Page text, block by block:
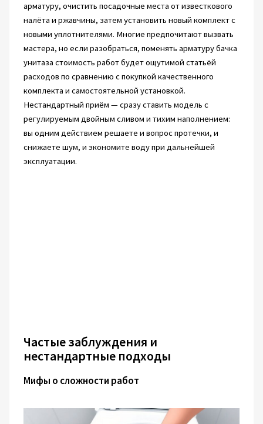
арматуру, очистить посадочные места от известкового
налёта и ржавчины, затем установить новый комплект с
новыми уплотнителями. Многие предпочитают вызвать
мастера, но если разобраться, поменять арматуру бачка
унитаза стоимость работ будет ощутимой статьёй
расходов по сравнению с покупкой качественного
комплекта и самостоятельной установкой.
Нестандартный приём — сразу ставить модель с
регулируемым двойным сливом и тихим наполнением:
вы одним действием решаете и вопрос протечки, и
снижаете шум, и экономите воду при дальнейшей
эксплуатации.
Частые заблуждения и
нестандартные подходы
Мифы о сложности работ